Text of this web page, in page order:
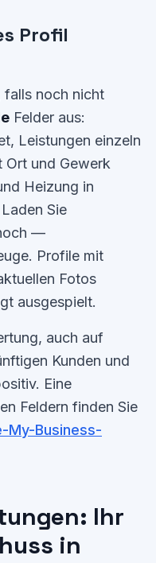
Profil
falls noch nicht
Felder aus:
Leistungen einzeln
Ort und Gewerk
Heizung in
Sie
—
Profile mit
Fotos
ausgespielt.
auch auf
Kunden und
Eine
Feldern finden Sie
My-Business-
Ihr
in